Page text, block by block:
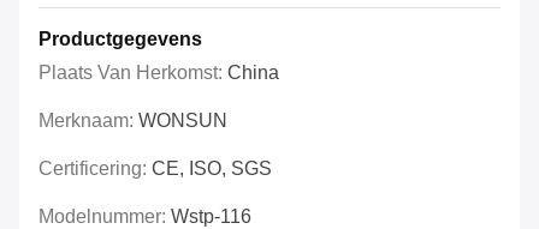
Productgegevens
Plaats Van Herkomst: China
Merknaam: WONSUN
Certificering: CE, ISO, SGS
Modelnummer: Wstp-116